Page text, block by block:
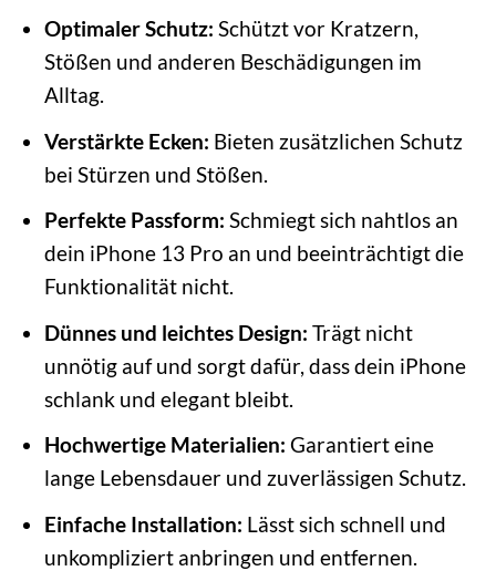
Optimaler Schutz: Schützt vor Kratzern,
Stößen und anderen Beschädigungen im
Alltag.
Verstärkte Ecken: Bieten zusätzlichen Schutz
bei Stürzen und Stößen.
Perfekte Passform: Schmiegt sich nahtlos an
dein iPhone 13 Pro an und beeinträchtigt die
Funktionalität nicht.
Dünnes und leichtes Design: Trägt nicht
unnötig auf und sorgt dafür, dass dein iPhone
schlank und elegant bleibt.
Hochwertige Materialien: Garantiert eine
lange Lebensdauer und zuverlässigen Schutz.
Einfache Installation: Lässt sich schnell und
unkompliziert anbringen und entfernen.